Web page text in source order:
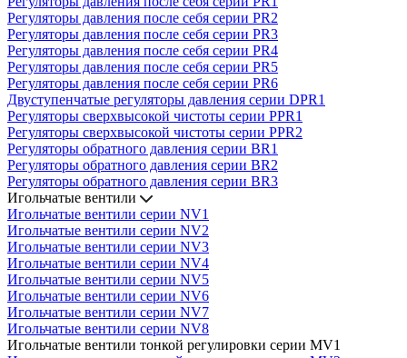
Регуляторы давления после себя серии PR2
Регуляторы давления после себя серии PR3
Регуляторы давления после себя серии PR4
Регуляторы давления после себя серии PR5
Регуляторы давления после себя серии PR6
Двуступенчатые регуляторы давления серии DPR1
Регуляторы сверхвысокой чистоты серии PPR1
Регуляторы сверхвысокой чистоты серии PPR2
Регуляторы обратного давления серии BR1
Регуляторы обратного давления серии BR2
Регуляторы обратного давления серии BR3
Игольчатые вентили
Игольчатые вентили серии NV1
Игольчатые вентили серии NV2
Игольчатые вентили серии NV3
Игольчатые вентили серии NV4
Игольчатые вентили серии NV5
Игольчатые вентили серии NV6
Игольчатые вентили серии NV7
Игольчатые вентили серии NV8
Игольчатые вентили тонкой регулировки серии MV1